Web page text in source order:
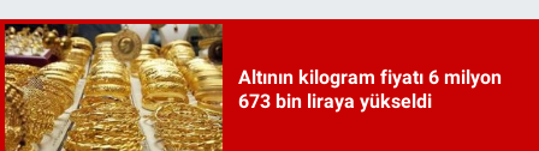
Altının kilogram fiyatı 6 milyon
673 bin liraya yükseldi